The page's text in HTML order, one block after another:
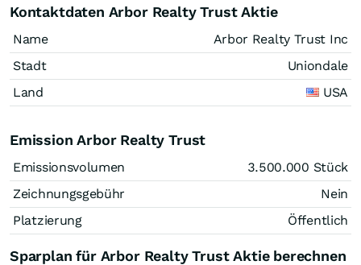
Kontaktdaten Arbor Realty Trust Aktie
Name
Arbor Realty Trust Inc
Stadt
Uniondale
Land
USA
Emission Arbor Realty Trust
Emissionsvolumen 3.500.000 Stück
Zeichnungsgebühr
Nein
Platzierung
Öffentlich
Sparplan für Arbor Realty Trust Aktie berechnen